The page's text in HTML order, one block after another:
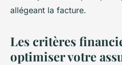
allégeant la facture.
Les critères
optimiser votre